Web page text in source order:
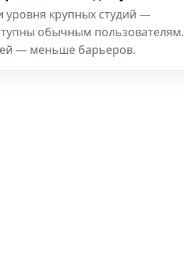
уровня крупных студий —
обычным пользователям.
— меньше барьеров.